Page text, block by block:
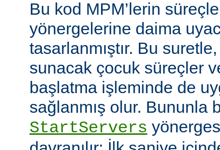
Bu kod MPM’lerin
yönergelerine daima
tasarlanmıştır. Bu
sunacak çocuk süreçler
başlatma işleminde de
sağlanmış olur. Bununla
StartServers